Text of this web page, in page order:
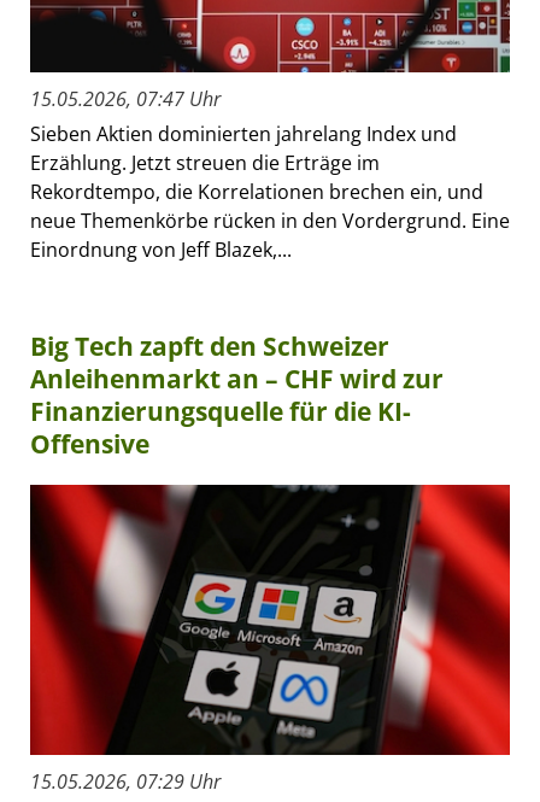
15.05.2026, 07:47 Uhr
Sieben Aktien dominierten jahrelang Index und
Erzählung. Jetzt streuen die Erträge im
Rekordtempo, die Korrelationen brechen ein, und
neue Themenkörbe rücken in den Vordergrund. Eine
Einordnung von Jeff Blazek,...
Big Tech zapft den Schweizer
Anleihenmarkt an – CHF wird zur
Finanzierungsquelle für die KI-
Offensive
15.05.2026, 07:29 Uhr